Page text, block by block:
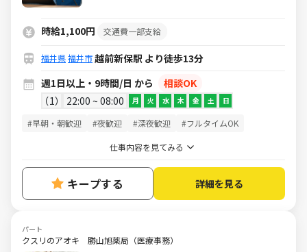
時給1,100円 交通費一部支給
福井県福井市越前新保駅 より徒歩13分
週1日以上・9時間/日 から
相談OK
1
22:00 ~ 08:00 月 火 水 木 金 土 日
#早朝・朝歓迎 #夜歓迎 #深夜歓迎 #フルタイムOK
仕事内容を見てみる
キープする 詳細を見る
パート
クスリのアオキ 勝山旭薬局（医療事務）